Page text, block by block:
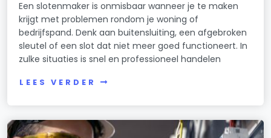
Een slotenmaker is onmisbaar wanneer je te maken
krijgt met problemen rondom je woning of
bedrijfspand. Denk aan buitensluiting, een afgebroken
sleutel of een slot dat niet meer goed functioneert. In
zulke situaties is snel en professioneel handelen
LEES VERDER